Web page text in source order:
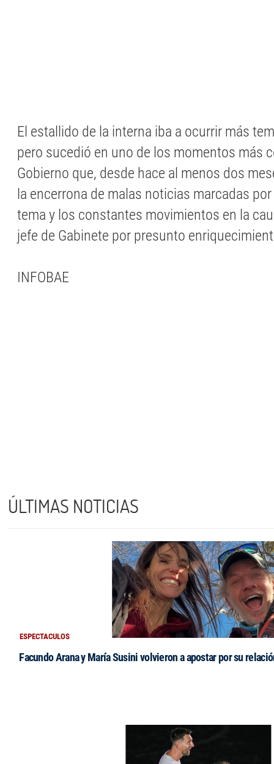
El estallido de la interna iba a ocurrir más
pero sucedió en uno de los momentos más
Gobierno que, desde hace al menos dos
la encerrona de malas noticias marcadas
tema y los constantes movimientos en la
jefe de Gabinete por presunto
INFOBAE
ÚLTIMAS NOTICIAS
ESPECTACULOS
Facundo Arana y María Susini volvieron a apostar por su